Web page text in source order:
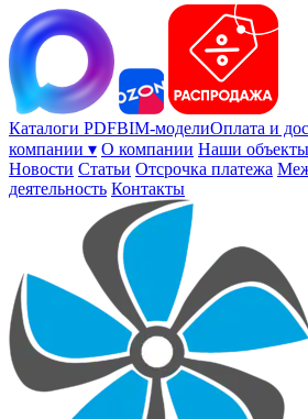
Каталоги PDFBIM-моделиОплата и
компании ▾ О компании Наши объекты
Новости Статьи Отсрочка платежа
деятельность Контакты